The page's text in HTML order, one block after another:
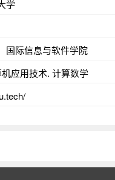
学
国际信息与软件学院
应用技术. 计算数学